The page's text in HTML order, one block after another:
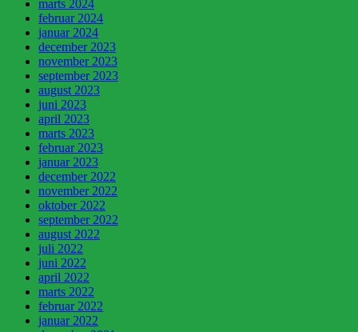
marts 2024
februar 2024
januar 2024
december 2023
november 2023
september 2023
august 2023
juni 2023
april 2023
marts 2023
februar 2023
januar 2023
december 2022
november 2022
oktober 2022
september 2022
august 2022
juli 2022
juni 2022
april 2022
marts 2022
februar 2022
januar 2022